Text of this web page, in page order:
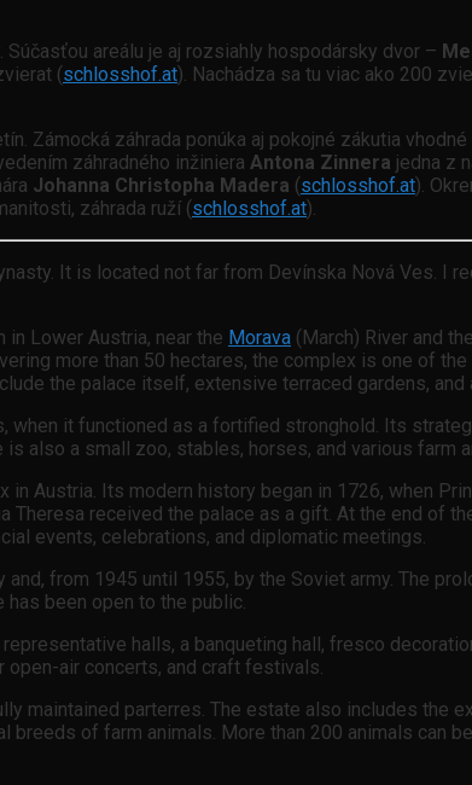
areálu je aj rozsiahly hospodársky dvor –
(schlosshof.at). Nachádza sa tu viac ako 200
Zámocká záhrada ponúka aj pokojné zákutia
záhradného inžiniera Antona Zinnera jedna z
Johanna Christopha Madera (schlosshof.at).
záhrada ruží (schlosshof.at).
It is located not far from Devínska Nová Ves. I
Lower Austria, near the Morava (March) River and
more than 50 hectares, the complex is one of
the palace itself, extensive terraced gardens,
it functioned as a fortified stronghold. Its
also a small zoo, stables, horses, and various farm
Austria. Its modern history began in 1726, when
Theresa received the palace as a gift. At the end of
events, celebrations, and diplomatic meetings.
from 1945 until 1955, by the Soviet army. The
has been open to the public.
halls, a banqueting hall, fresco
open-air concerts, and craft festivals.
maintained parterres. The estate also includes the
of farm animals. More than 200 animals can